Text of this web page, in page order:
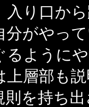
入り口か
がやっ
るように
層部も
則を持ち